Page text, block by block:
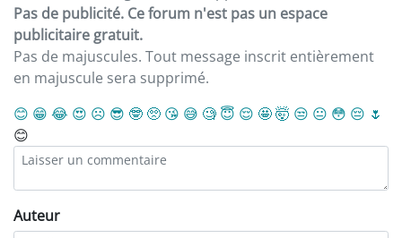
Pas de publicité. Ce forum n'est pas un espace
publicitaire gratuit.
Pas de majuscules. Tout message inscrit entièrement
en majuscule sera supprimé.
😊 😁 😂 😍 ☹️ 😎 🤓 🥺 😘 😅 🧐 😇 😌 🤩🤯 😒 😐 😳 😔 🌷
😊
Auteur